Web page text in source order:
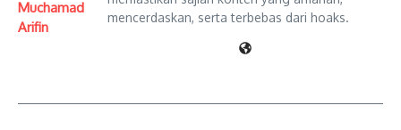
Muchamad
Arifin
mencerdaskan, serta terbebas dari hoaks.